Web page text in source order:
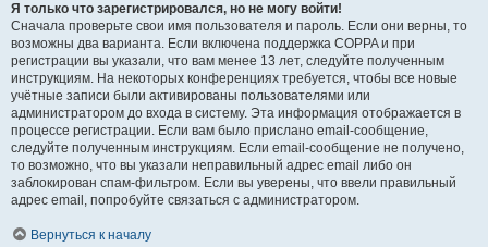
Я только что зарегистрировался, но не могу войти!
Сначала проверьте свои имя пользователя и пароль. Если они верны, то
возможны два варианта. Если включена поддержка COPPA и при
регистрации вы указали, что вам менее 13 лет, следуйте полученным
инструкциям. На некоторых конференциях требуется, чтобы все новые
учётные записи были активированы пользователями или
администратором до входа в систему. Эта информация отображается в
процессе регистрации. Если вам было прислано email-сообщение,
следуйте полученным инструкциям. Если email-сообщение не получено,
то возможно, что вы указали неправильный адрес email либо он
заблокирован спам-фильтром. Если вы уверены, что ввели правильный
адрес email, попробуйте связаться с администратором.
Вернуться к началу